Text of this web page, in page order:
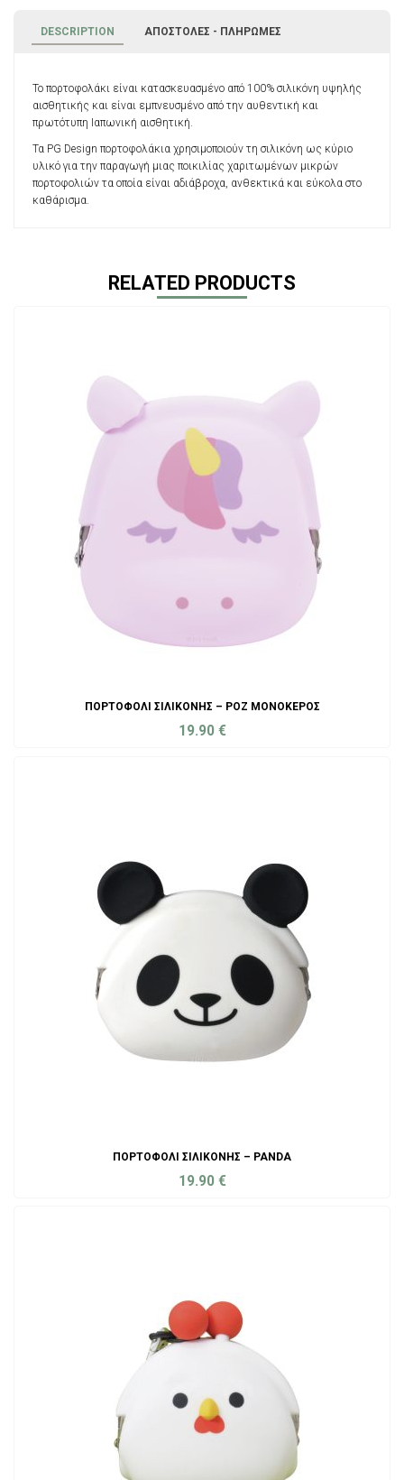
DESCRIPTION ΑΠΟΣΤΟΛΈΣ - ΠΛΗΡΩΜΈΣ
Το πορτοφολάκι είναι κατασκευασμένο από 100% σιλικόνη υψηλής
αισθητικής και είναι εμπνευσμένο από την αυθεντική και
πρωτότυπη Ιαπωνική αισθητική.
Τα PG Design πορτοφολάκια χρησιμοποιούν τη σιλικόνη ως κύριο
υλικό για την παραγωγή μιας ποικιλίας χαριτωμένων μικρών
πορτοφολιών τα οποία είναι αδιάβροχα, ανθεκτικά και εύκολα στο
καθάρισμα.
RELATED PRODUCTS
ΠΟΡΤΟΦΌΛΙ ΣΙΛΙΚΌΝΗΣ – ΡΟΖ ΜΟΝΌΚΕΡΟΣ
19.90 €
ΠΟΡΤΟΦΌΛΙ ΣΙΛΙΚΌΝΗΣ – PANDA
19.90 €